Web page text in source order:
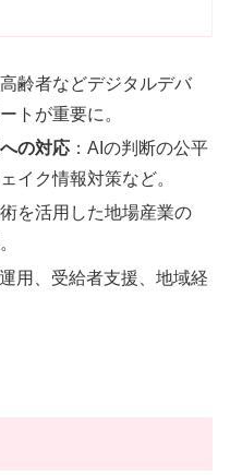
高齢者などデジタルデバ
トが重要に。
の対応 ：AIの判断の公平
イク情報対策など。
を活用した地場産業の
用、受給者支援、地域経